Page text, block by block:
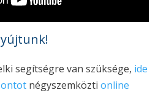
segítségre van szüksége, ide
négyszemközti online